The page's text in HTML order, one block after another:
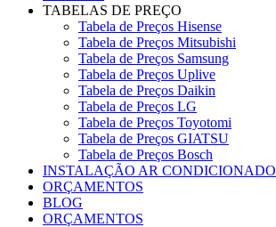
TABELAS DE PREÇO
Tabela de Preços Hisense
Tabela de Preços Mitsubishi
Tabela de Preços Samsung
Tabela de Preços Uplive
Tabela de Preços Daikin
Tabela de Preços LG
Tabela de Preços Toyotomi
Tabela de Preços GIATSU
Tabela de Preços Bosch
INSTALAÇÃO AR CONDICIONADO
ORÇAMENTOS
BLOG
ORÇAMENTOS